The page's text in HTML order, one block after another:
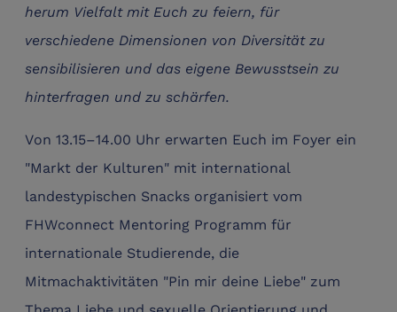
herum Vielfalt mit Euch zu feiern, für
verschiedene Dimensionen von Diversität zu
sensibilisieren und das eigene Bewusstsein zu
hinterfragen und zu schärfen.
Von 13.15–14.00 Uhr erwarten Euch im Foyer ein
"Markt der Kulturen" mit international
landestypischen Snacks organisiert vom
FHWconnect Mentoring Programm für
internationale Studierende, die
Mitmachaktivitäten "Pin mir deine Liebe" zum